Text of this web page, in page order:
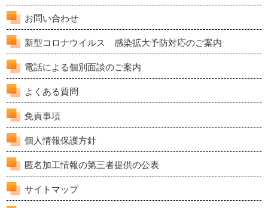
お問い合わせ
新型コロナウイルス 感染拡大予防対応のご案内
電話による個別面談のご案内
よくある質問
免責事項
個人情報保護方針
匿名加工情報の第三者提供の公表
サイトマップ